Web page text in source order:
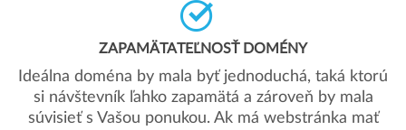
ZAPAMÄTATEĽNOSŤ DOMÉNY
Ideálna doména by mala byť jednoduchá, taká ktorú
si návštevník ľahko zapamätá a zároveň by mala
súvisieť s Vašou ponukou. Ak má webstránka mať